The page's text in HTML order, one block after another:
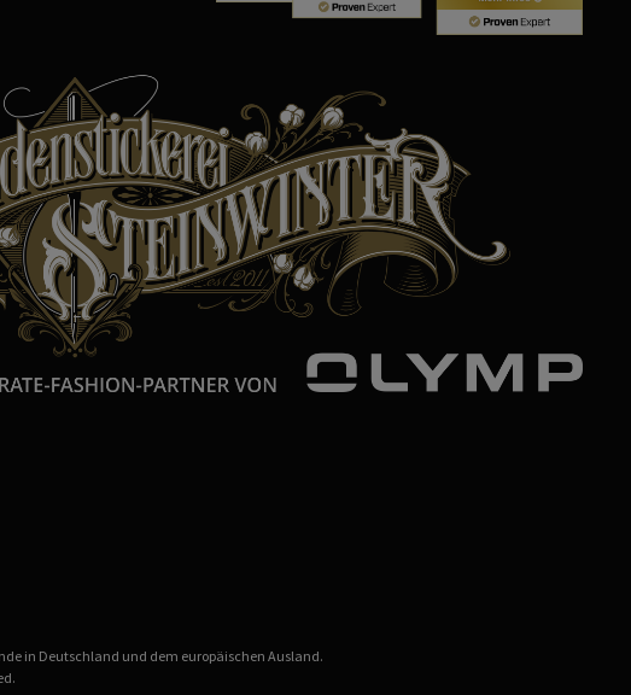
in Deutschland und dem europäischen Ausland.